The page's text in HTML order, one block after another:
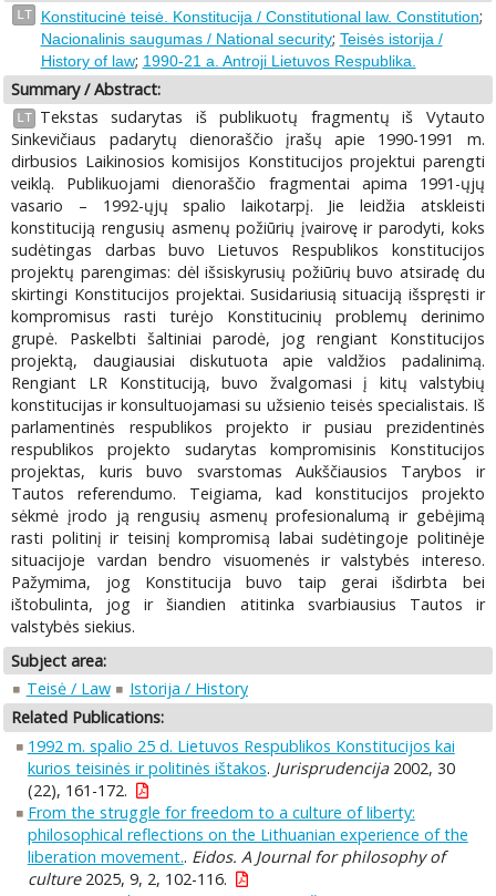
LT Konstitucinė teisė. Konstitucija / Constitutional law. Constitution;
Nacionalinis saugumas / National security; Teisės istorija /
History of law; 1990-21 a. Antroji Lietuvos Respublika.
Summary / Abstract:
LT
Tekstas sudarytas iš publikuotų fragmentų iš Vytauto
Sinkevičiaus padarytų dienoraščio įrašų apie 1990-1991 m.
dirbusios Laikinosios komisijos Konstitucijos projektui parengti
veiklą. Publikuojami dienoraščio fragmentai apima 1991-ųjų
vasario – 1992-ųjų spalio laikotarpį. Jie leidžia atskleisti
konstituciją rengusių asmenų požiūrių įvairovę ir parodyti, koks
sudėtingas darbas buvo Lietuvos Respublikos konstitucijos
projektų parengimas: dėl išsiskyrusių požiūrių buvo atsiradę du
skirtingi Konstitucijos projektai. Susidariusią situaciją išspręsti ir
kompromisus rasti turėjo Konstitucinių problemų derinimo
grupė. Paskelbti šaltiniai parodė, jog rengiant Konstitucijos
projektą, daugiausiai diskutuota apie valdžios padalinimą.
Rengiant LR Konstituciją, buvo žvalgomasi į kitų valstybių
konstitucijas ir konsultuojamasi su užsienio teisės specialistais. Iš
parlamentinės respublikos projekto ir pusiau prezidentinės
respublikos projekto sudarytas kompromisinis Konstitucijos
projektas, kuris buvo svarstomas Aukščiausios Tarybos ir
Tautos referendumo. Teigiama, kad konstitucijos projekto
sėkmė įrodo ją rengusių asmenų profesionalumą ir gebėjimą
rasti politinį ir teisinį kompromisą labai sudėtingoje politinėje
situacijoje vardan bendro visuomenės ir valstybės intereso.
Pažymima, jog Konstitucija buvo taip gerai išdirbta bei
ištobulinta, jog ir šiandien atitinka svarbiausius Tautos ir
valstybės siekius.
Subject area:
Teisė / Law
Istorija / History
Related Publications:
1992 m. spalio 25 d. Lietuvos Respublikos Konstitucijos kai
kurios teisinės ir politinės ištakos. Jurisprudencija2002, 30
(22), 161-172.
From the struggle for freedom to a culture of liberty:
philosophical reflections on the Lithuanian experience of the
liberation movement.. Eidos. A Journal for philosophy of
culture2025, 9, 2, 102-116.